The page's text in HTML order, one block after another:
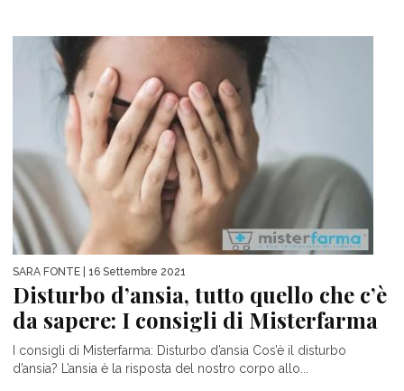
SARA FONTE | 16 Settembre 2021
Disturbo d’ansia, tutto quello che c’è
da sapere: I consigli di Misterfarma
I consigli di Misterfarma: Disturbo d’ansia Cos’è il disturbo
d’ansia? L’ansia è la risposta del nostro corpo allo...